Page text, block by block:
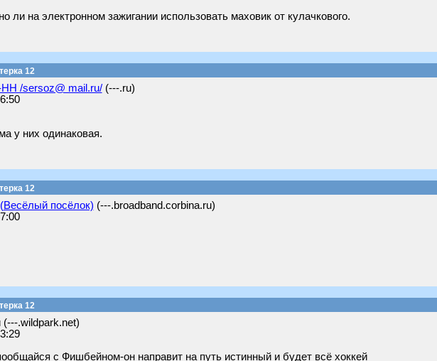
ли на электронном зажигании использовать маховик от кулачкового.
12
/sersoz@ mail.ru/(---.ru)
у них одинаковая.
12
посёлок) (---.broadband.corbina.ru)
12
(---.wildpark.net)
с Фишбейном-он направит на путь истинный и будет всё хоккей